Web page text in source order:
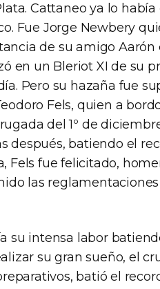
Cattaneo ya lo había
Fue Jorge Newbery
de su amigo
en un Bleriot XI de su
Pero su hazaña fue
Fels, quien a
del 1º de
después, batiendo el
Fels fue felicitado,
las
su intensa labor
su gran sueño, el
batió el